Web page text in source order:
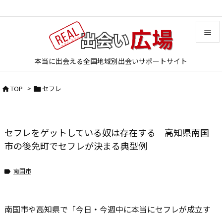
本当に出会える全国地域別出会いサポートサイト


TOP > セフレ
セフレをゲットしている奴は存在する 高知県南国
市の後免町でセフレが決まる典型例
 南国市
南国市や高知県で「今日・今週中に本当にセフレが成立す